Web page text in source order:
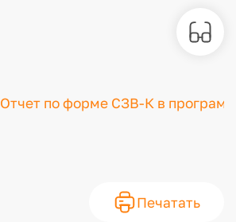
Отчет по форме СЗВ-К в
Печатать